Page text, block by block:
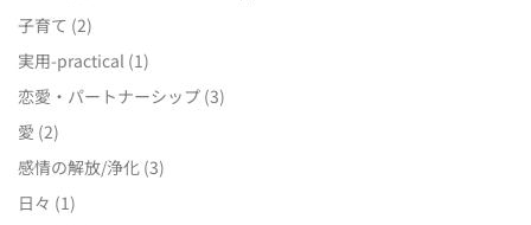
子育て (2)
実用-practical (1)
恋愛・パートナーシップ (3)
愛 (2)
感情の解放/浄化 (3)
日々 (1)